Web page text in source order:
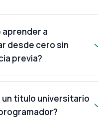
aprender a
desde cero sin
previa?
titulo universitario